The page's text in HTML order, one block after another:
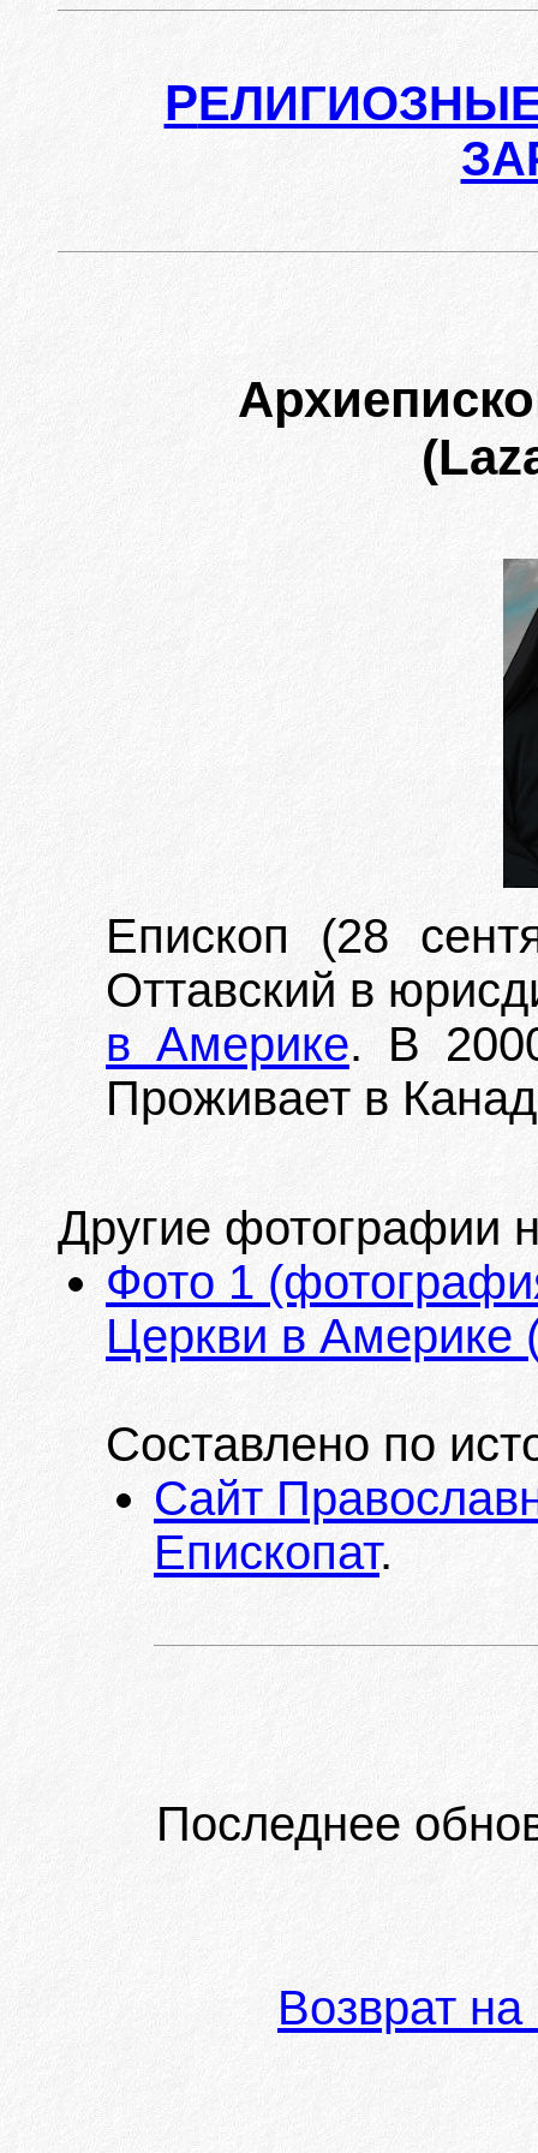
Р
Епископ (28
Оттавский в
в Америке. В
Проживает в
Другие фотографии
Фото 1
Церкви в Америке
Составлено по
Сайт
Епископат.
Последнее
Возврат